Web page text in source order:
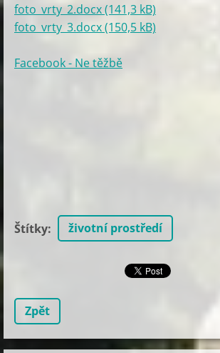
foto_vrty_2.docx (141,3 kB)
foto_vrty_3.docx (150,5 kB)
Facebook - Ne těžbě
Štítky: životní prostředí
Zpět